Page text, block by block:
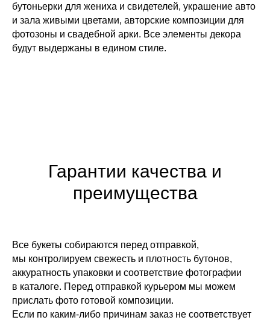
бутоньерки для жениха и свидетелей, украшение авто
и зала живыми цветами, авторские композиции для
фотозоны и свадебной арки. Все элементы декора
будут выдержаны в едином стиле.
Гарантии качества и
преимущества
Все букеты собираются перед отправкой,
мы контролируем свежесть и плотность бутонов,
аккуратность упаковки и соответствие фотографии
в каталоге. Перед отправкой курьером мы можем
прислать фото готовой композиции.
Если по каким-либо причинам заказ не соответствует
ЖДЁМ ВАС ПО АДРЕСУ
ВО ВЛАДИВОСТОКЕ:
Режим работы: с 08:00 до 23:45
Режим работы: с 08:00 до 23:00
+7 (999) 619‒32‒32
Проспект Красного Знамени,
110 ТЦ MIRA 1 этаж справа
от входа.